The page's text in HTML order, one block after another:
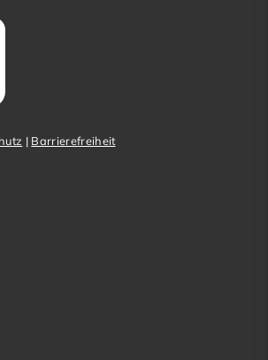
| Barrierefreiheit